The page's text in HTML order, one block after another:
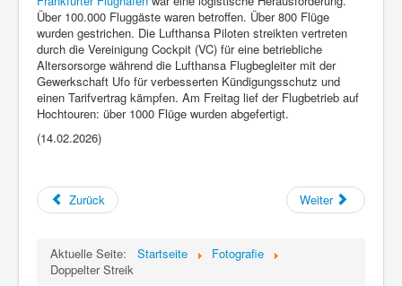
Über 100.000 Fluggäste waren betroffen. Über 800 Flüge
wurden gestrichen. Die Lufthansa Piloten streikten vertreten
durch die Vereinigung Cockpit (VC) für eine betriebliche
Altersorsorge während die Lufthansa Flugbegleiter mit der
Gewerkschaft Ufo für verbesserten Kündigungsschutz und
einen Tarifvertrag kämpfen. Am Freitag lief der Flugbetrieb auf
Hochtouren: über 1000 Flüge wurden abgefertigt.
(14.02.2026)
Zurück Weiter
Aktuelle Seite: Startseite
Fotografie
Doppelter Streik